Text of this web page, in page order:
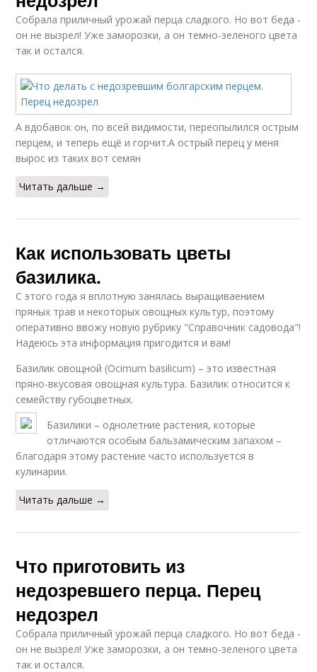
Собрала приличный урожай перца сладкого. Но вот беда -
он не вызрел! Уже заморозки, а он темно-зеленого цвета
так и остался.
А вдобавок он, по всей видимости, переопылился острым
перцем, и теперь ещё и горчит.А острый перец у меня
вырос из таких вот семян
Читать дальше →
Как использовать цветы
базилика.
С этого года я вплотную занялась выращиваением
пряных трав и некоторых овощных культур, поэтому
оперативно ввожу новую рубрику "Справочник садовода"!
Надеюсь эта информация пригодится и вам!
Базилик овощной (Ocimum basilicum) – это известная
пряно-вкусовая овощная культура. Базилик относится к
семейству губоцветных.
Базилики – однолетние растения, которые
отличаются особым бальзамическим запахом –
благодаря этому растение часто используется в
кулинарии.
Читать дальше →
Что приготовить из
недозревшего перца. Перец
недозрел
Собрала приличный урожай перца сладкого. Но вот беда -
он не вызрел! Уже заморозки, а он темно-зеленого цвета
так и остался.